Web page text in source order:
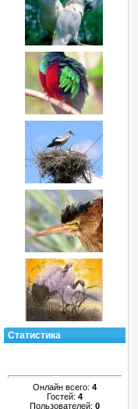
Статистика
Онлайн всего: 4
Гостей: 4
Пользователей: 0